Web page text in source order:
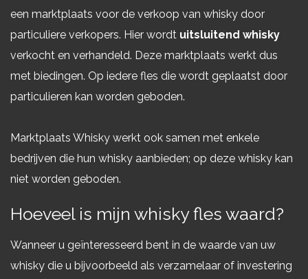
een marktplaats voor de verkoop van whisky door
particuliere verkopers. Hier wordt uitsluitend whisky
verkocht en verhandeld. Deze marktplaats werkt dus
met biedingen. Op iedere fles die wordt geplaatst door
particulieren kan worden geboden.
Marktplaats Whisky werkt ook samen met enkele
bedrijven die hun whisky aanbieden; op deze whisky kan
niet worden geboden.
Hoeveel is mijn whisky fles waard?
Wanneer u geïnteresseerd bent in de waarde van uw
whisky die u bijvoorbeeld als verzamelaar of investering